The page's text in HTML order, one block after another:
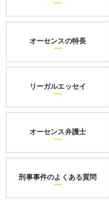
オーセンスの特長
リーガルエッセイ
オーセンス弁護士
刑事事件のよくある質問